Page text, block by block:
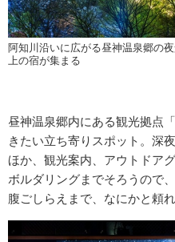
阿知川沿いに広がる昼神温泉郷の
上の宿が集まる
昼神温泉郷内にある観光拠点
きたい立ち寄りスポット。深
ほか、観光案内、アウトドア
ボルダリングまでそろうので
腹ごしらえまで、なにかと頼れ